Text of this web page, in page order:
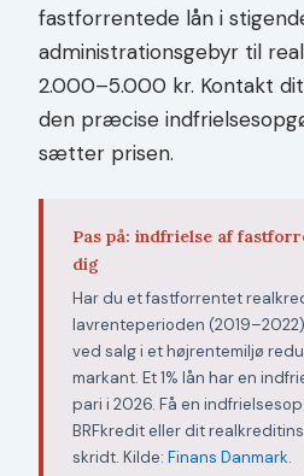
fastforrentede lån i
administrationsgebyr til
2.000–5.000 kr. Kontakt
den præcise
sætter prisen.
Pas på: indfrielse af
dig
Har du et fastforrentet
lavrenteperioden
ved salg i et højrentemiljø
markant. Et 1% lån har en
pari i 2026. Få en
BRFkredit eller dit
skridt. Kilde: Finans Danmark.